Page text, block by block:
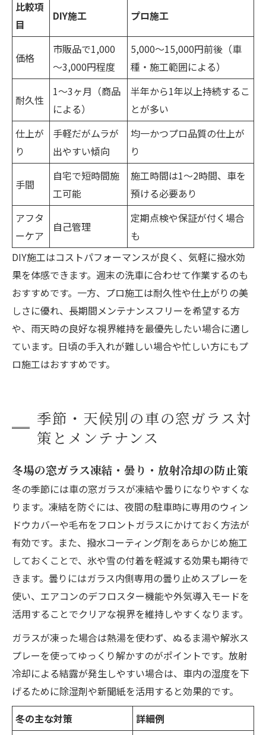
比較項
目
DIY施工 プロ施工
価格
市販品で1,000
～3,000円程度
5,000～15,000円前後（車
種・施工範囲による）
耐久性
1～3ヶ月（商品
による）
半年から1年以上持続するこ
とが多い
仕上が
り
手軽だがムラが
出やすい傾向
均一かつプロ品質の仕上が
り
手間
自宅で短時間施
工可能
施工時間は1～2時間、車を
預ける必要あり
アフタ
ーケア
自己管理
定期点検や保証が付く場合
も
DIY施工はコストパフォーマンスが良く、気軽に撥水効
果を体感できます。週末の洗車に合わせて作業するのも
おすすめです。一方、プロ施工は耐久性や仕上がりの美
しさに優れ、長期間メンテナンスフリーを希望する方
や、雨天時の良好な視界維持を最優先したい場合に適し
ています。日頃の手入れが難しい場合や忙しい方にもプ
ロ施工はおすすめです。
季節・天候別の車の窓ガラス対
策とメンテナンス
冬場の窓ガラス凍結・曇り・放射冷却の防止策
冬の季節には車の窓ガラスが凍結や曇りになりやすくな
ります。凍結を防ぐには、夜間の駐車時に専用のウィン
ドウカバーや毛布をフロントガラスにかけておく方法が
有効です。また、撥水コーティング剤をあらかじめ施工
しておくことで、氷や雪の付着を軽減する効果も期待で
きます。曇りにはガラス内側専用の曇り止めスプレーを
使い、エアコンのデフロスター機能や外気導入モードを
活用することでクリアな視界を維持しやすくなります。
ガラスが凍った場合は熱湯を使わず、ぬるま湯や解氷ス
プレーを使ってゆっくり解かすのがポイントです。放射
冷却による結露が発生しやすい場合は、車内の湿度を下
げるために除湿剤や新聞紙を活用すると効果的です。
冬の主な対策
詳細例